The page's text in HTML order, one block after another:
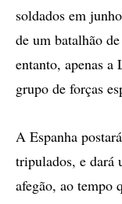
soldados em
de um batalhão
entanto, apenas
grupo de forças
A Espanha
tripulados, e dará
afegão, ao tempo